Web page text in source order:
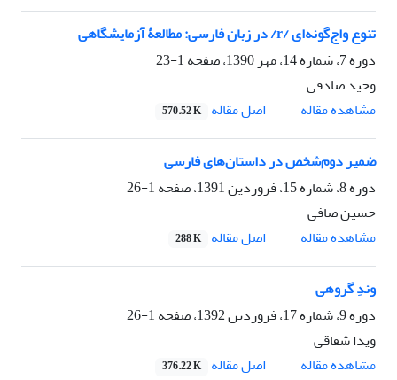
تنوع واج‌گونه‌ای /r/ در زبان فارسی: مطالعۀ آزمایشگاهی
دوره 7، شماره 14، مهر 1390، صفحه
1-23
وحید صادقی
مشاهده مقاله
اصل مقاله 570.52 K
ضمیر دوم‌شخص در داستان‌های فارسی
دوره 8، شماره 15، فروردین 1391، صفحه
1-26
حسین صافی
مشاهده مقاله
اصل مقاله 288 K
وندِ ‌گروهی
دوره 9، شماره 17، فروردین 1392، صفحه
1-26
ویدا شقاقی
مشاهده مقاله
اصل مقاله 376.22 K